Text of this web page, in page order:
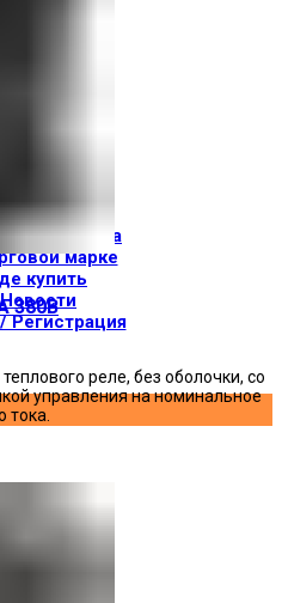
и оплата
марке
купить
Новости
Регистрация
380В
реле, без оболочки, со
управления на номинальное